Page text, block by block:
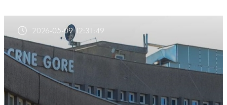
2026-05-09 12:31:49